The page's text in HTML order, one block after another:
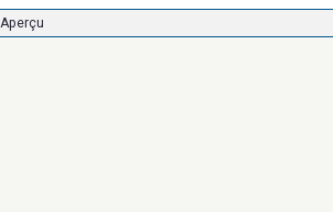
Aperçu